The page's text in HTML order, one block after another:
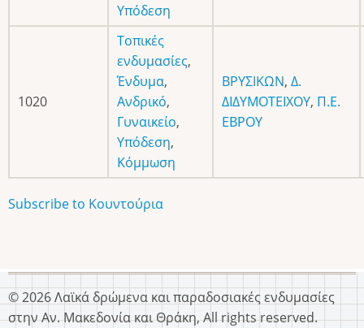
Υπόδεση
1020
Τοπικές
ενδυμασίες,
Ένδυμα,
Ανδρικό,
Γυναικείο,
Υπόδεση,
Κόμμωση
ΒΡΥΣΙΚΩΝ, Δ.
ΔΙΔΥΜΟΤΕΙΧΟΥ, Π.Ε.
ΕΒΡΟΥ
Subscribe to Κουντούρια
© 2026 Λαϊκά δρώμενα και παραδοσιακές ενδυμασίες
στην Αν. Μακεδονία και Θράκη, All rights reserved.